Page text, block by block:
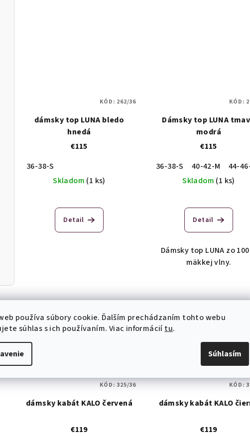
používa súbory cookie. Ďalším prechádzaním tohto webu
súhlas s ich používaním. Viac informáciítu.
Súhlasím
dámsky top LUNA bledo
hnedá
€115
36-38-S
Skladom (1 ks)
Detail
KÓD: 262/36
Dámsky top LUNA
modrá
€115
36-38-S
40-42-M
44-
Skladom (1 ks)
Detail
Dámsky top LUNA zo
mäkkej vlny.
KÓD:
dámsky kabát KALO červená
€119
KÓD:325/36
dámsky kabát KALO
€119
KÓD: